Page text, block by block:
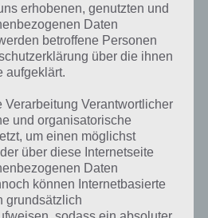
zur Lösung
Bonus Rätsel am 27.8.2019 in 4
hat dieses eigentlich und was
erhobenen, genutzten und
Daten
betroffene Personen
über die ihnen
aufgeklärt.
Verarbeitung Verantwortlicher
und organisatorische
um einen möglichst
über diese Internetseite
Daten
können Internetbasierte
grundsätzlich